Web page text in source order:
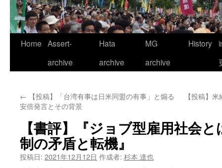
Home Assert-
archive
Hata
archive
MG
archive
History
← 【投稿】「台湾有事は日米同盟の有事」と煽る
安倍発言とその背景
【投稿】
【書評】『ジョブ型雇用社会
制の矛盾と転機』
投稿日: 2021年12月12日 作成者: 杉本 達也